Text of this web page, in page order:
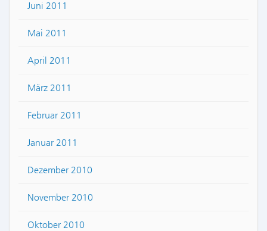
Juni 2011
Mai 2011
April 2011
März 2011
Februar 2011
Januar 2011
Dezember 2010
November 2010
Oktober 2010